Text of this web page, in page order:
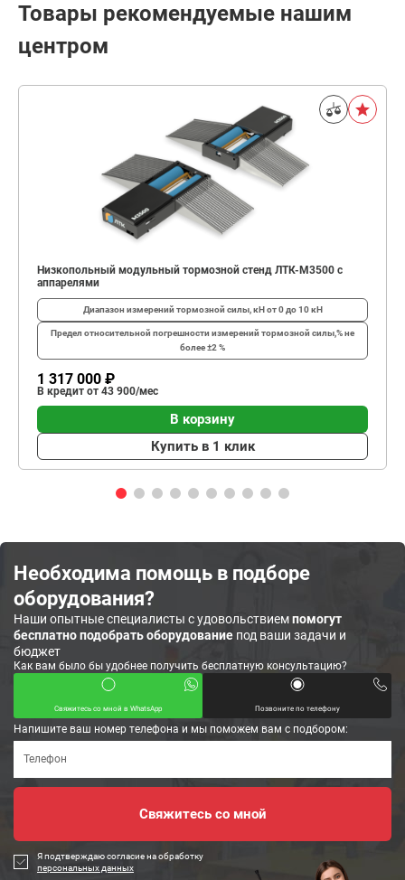
Товары рекомендуемые нашим
центром
Низкопольный модульный тормозной стенд ЛТК-М3500 с
аппарелями
Диапазон измерений тормозной силы, кНот 0 до 10 кН
Предел относительной погрешности измерений тормозной силы,%не
более ±2 %
1 317 000 ₽
В кредит от 43 900/мес
В корзину
Купить в 1 клик
Необходима помощь в подборе
оборудования?
Наши опытные специалисты с удовольствиемпомогут
бесплатно подобрать оборудование под ваши задачи и
бюджет
Как вам было бы удобнее получить бесплатную консультацию?
Свяжитесь со мной в WhatsApp Позвоните по телефону
Напишите ваш номер телефона и мы поможем вам с подбором:
Я подтверждаю согласие на обработку
персональных данных